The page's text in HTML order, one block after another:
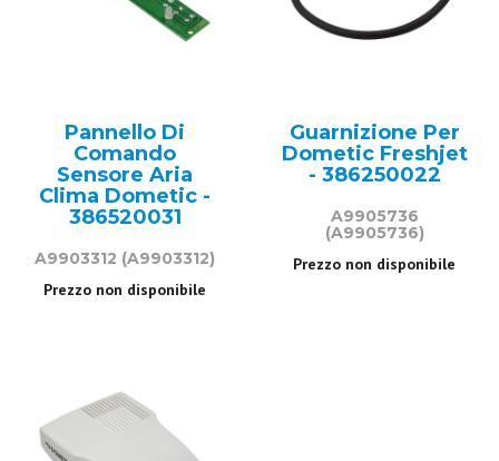
Pannello Di
Comando
Sensore Aria
Clima Dometic -
386520031
A9903312 (A9903312)
Prezzo non disponibile
Guarnizione Per
Dometic Freshjet
- 386250022
A9905736
(A9905736)
Prezzo non disponibile